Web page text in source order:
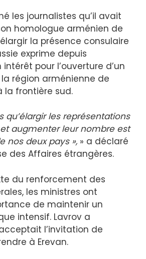
les journalistes qu’il avait
homologue arménien de
la présence consulaire
exprime depuis
pour l’ouverture d’un
région arménienne de
la frontière sud.
qu’élargir les représentations
augmenter leur nombre est
nos deux pays », » a déclaré
des Affaires étrangères.
du renforcement des
les ministres ont
de maintenir un
intensif. Lavrov a
l’invitation de
à Erevan.